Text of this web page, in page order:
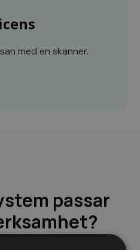
med en skanner.
passar